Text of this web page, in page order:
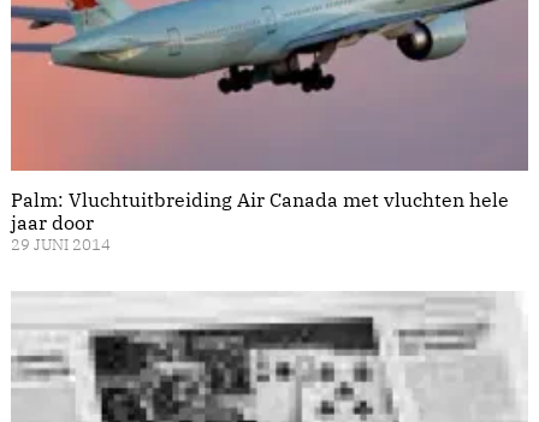
Palm: Vluchtuitbreiding Air Canada met vluchten hele
jaar door
29 JUNI 2014